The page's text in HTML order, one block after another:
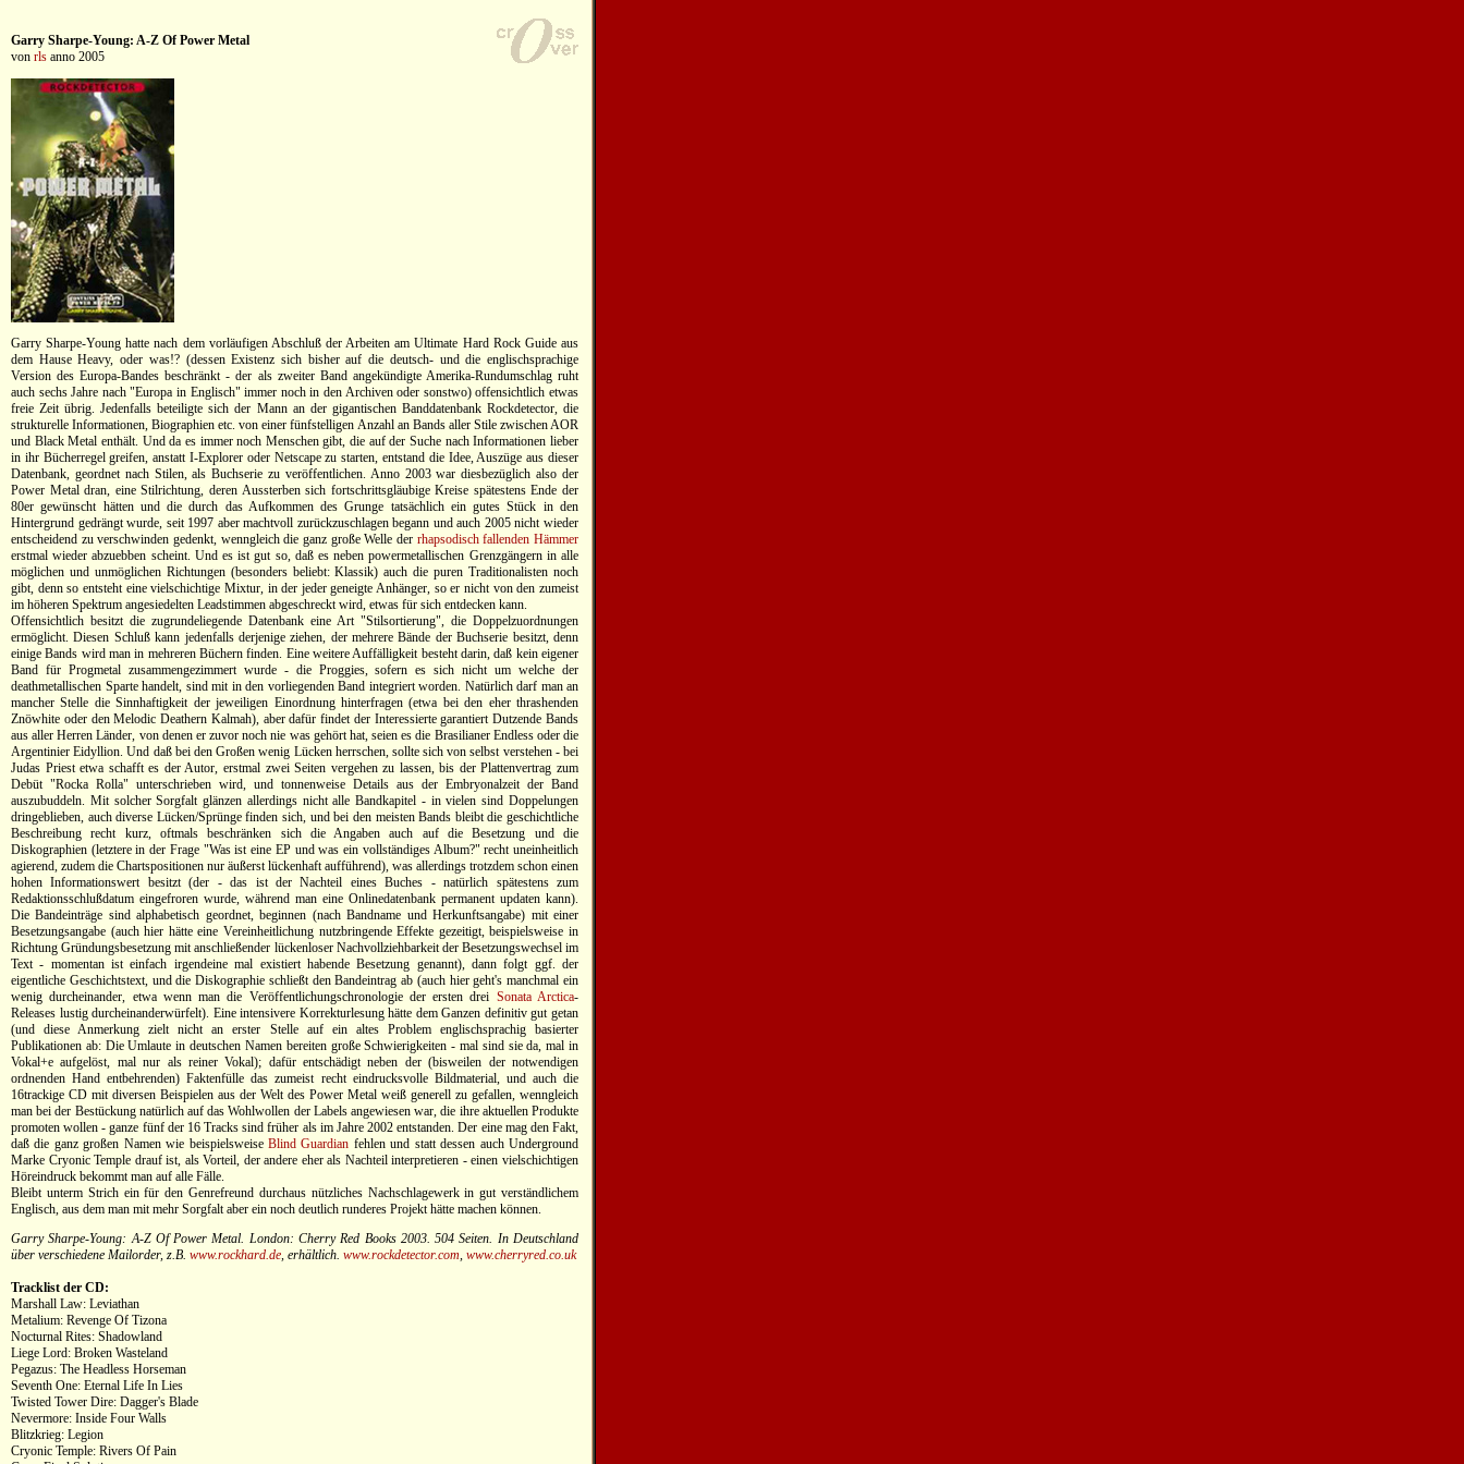
Garry Sharpe-Young: A-Z Of Power Metal
von rls anno 2005
Garry Sharpe-Young hatte nach dem vorläufigen Abschluß der Arbeiten am Ultimate Hard Rock Guide aus
dem Hause Heavy, oder was!? (dessen Existenz sich bisher auf die deutsch- und die englischsprachige
Version des Europa-Bandes beschränkt - der als zweiter Band angekündigte Amerika-Rundumschlag ruht
auch sechs Jahre nach "Europa in Englisch" immer noch in den Archiven oder sonstwo) offensichtlich etwas
freie Zeit übrig. Jedenfalls beteiligte sich der Mann an der gigantischen Banddatenbank Rockdetector, die
strukturelle Informationen, Biographien etc. von einer fünfstelligen Anzahl an Bands aller Stile zwischen AOR
und Black Metal enthält. Und da es immer noch Menschen gibt, die auf der Suche nach Informationen lieber
in ihr Bücherregel greifen, anstatt I-Explorer oder Netscape zu starten, entstand die Idee, Auszüge aus dieser
Datenbank, geordnet nach Stilen, als Buchserie zu veröffentlichen. Anno 2003 war diesbezüglich also der
Power Metal dran, eine Stilrichtung, deren Aussterben sich fortschrittsgläubige Kreise spätestens Ende der
80er gewünscht hätten und die durch das Aufkommen des Grunge tatsächlich ein gutes Stück in den
Hintergrund gedrängt wurde, seit 1997 aber machtvoll zurückzuschlagen begann und auch 2005 nicht wieder
entscheidend zu verschwinden gedenkt, wenngleich die ganz große Welle der rhapsodisch fallenden Hämmer
erstmal wieder abzuebben scheint. Und es ist gut so, daß es neben powermetallischen Grenzgängern in alle
möglichen und unmöglichen Richtungen (besonders beliebt: Klassik) auch die puren Traditionalisten noch
gibt, denn so entsteht eine vielschichtige Mixtur, in der jeder geneigte Anhänger, so er nicht von den zumeist
im höheren Spektrum angesiedelten Leadstimmen abgeschreckt wird, etwas für sich entdecken kann.
Offensichtlich besitzt die zugrundeliegende Datenbank eine Art "Stilsortierung", die Doppelzuordnungen
ermöglicht. Diesen Schluß kann jedenfalls derjenige ziehen, der mehrere Bände der Buchserie besitzt, denn
einige Bands wird man in mehreren Büchern finden. Eine weitere Auffälligkeit besteht darin, daß kein eigener
Band für Progmetal zusammengezimmert wurde - die Proggies, sofern es sich nicht um welche der
deathmetallischen Sparte handelt, sind mit in den vorliegenden Band integriert worden. Natürlich darf man an
mancher Stelle die Sinnhaftigkeit der jeweiligen Einordnung hinterfragen (etwa bei den eher thrashenden
Znöwhite oder den Melodic Deathern Kalmah), aber dafür findet der Interessierte garantiert Dutzende Bands
aus aller Herren Länder, von denen er zuvor noch nie was gehört hat, seien es die Brasilianer Endless oder die
Argentinier Eidyllion. Und daß bei den Großen wenig Lücken herrschen, sollte sich von selbst verstehen - bei
Judas Priest etwa schafft es der Autor, erstmal zwei Seiten vergehen zu lassen, bis der Plattenvertrag zum
Debüt "Rocka Rolla" unterschrieben wird, und tonnenweise Details aus der Embryonalzeit der Band
auszubuddeln. Mit solcher Sorgfalt glänzen allerdings nicht alle Bandkapitel - in vielen sind Doppelungen
dringeblieben, auch diverse Lücken/Sprünge finden sich, und bei den meisten Bands bleibt die geschichtliche
Beschreibung recht kurz, oftmals beschränken sich die Angaben auch auf die Besetzung und die
Diskographien (letztere in der Frage "Was ist eine EP und was ein vollständiges Album?" recht uneinheitlich
agierend, zudem die Chartspositionen nur äußerst lückenhaft aufführend), was allerdings trotzdem schon einen
hohen Informationswert besitzt (der - das ist der Nachteil eines Buches - natürlich spätestens zum
Redaktionsschlußdatum eingefroren wurde, während man eine Onlinedatenbank permanent updaten kann).
Die Bandeinträge sind alphabetisch geordnet, beginnen (nach Bandname und Herkunftsangabe) mit einer
Besetzungsangabe (auch hier hätte eine Vereinheitlichung nutzbringende Effekte gezeitigt, beispielsweise in
Richtung Gründungsbesetzung mit anschließender lückenloser Nachvollziehbarkeit der Besetzungswechsel im
Text - momentan ist einfach irgendeine mal existiert habende Besetzung genannt), dann folgt ggf. der
eigentliche Geschichtstext, und die Diskographie schließt den Bandeintrag ab (auch hier geht's manchmal ein
wenig durcheinander, etwa wenn man die Veröffentlichungschronologie der ersten drei Sonata Arctica-
Releases lustig durcheinanderwürfelt). Eine intensivere Korrekturlesung hätte dem Ganzen definitiv gut getan
(und diese Anmerkung zielt nicht an erster Stelle auf ein altes Problem englischsprachig basierter
Publikationen ab: Die Umlaute in deutschen Namen bereiten große Schwierigkeiten - mal sind sie da, mal in
Vokal+e aufgelöst, mal nur als reiner Vokal); dafür entschädigt neben der (bisweilen der notwendigen
ordnenden Hand entbehrenden) Faktenfülle das zumeist recht eindrucksvolle Bildmaterial, und auch die
16trackige CD mit diversen Beispielen aus der Welt des Power Metal weiß generell zu gefallen, wenngleich
man bei der Bestückung natürlich auf das Wohlwollen der Labels angewiesen war, die ihre aktuellen Produkte
promoten wollen - ganze fünf der 16 Tracks sind früher als im Jahre 2002 entstanden. Der eine mag den Fakt,
daß die ganz großen Namen wie beispielsweise Blind Guardian fehlen und statt dessen auch Underground
Marke Cryonic Temple drauf ist, als Vorteil, der andere eher als Nachteil interpretieren - einen vielschichtigen
Höreindruck bekommt man auf alle Fälle.
Bleibt unterm Strich ein für den Genrefreund durchaus nützliches Nachschlagewerk in gut verständlichem
Englisch, aus dem man mit mehr Sorgfalt aber ein noch deutlich runderes Projekt hätte machen können.
Garry Sharpe-Young: A-Z Of Power Metal. London: Cherry Red Books 2003. 504 Seiten. In Deutschland
über verschiedene Mailorder, z.B. www.rockhard.de, erhältlich. www.rockdetector.com, www.cherryred.co.uk
Tracklist der CD:
Marshall Law: Leviathan
Metalium: Revenge Of Tizona
Nocturnal Rites: Shadowland
Liege Lord: Broken Wasteland
Pegazus: The Headless Horseman
Seventh One: Eternal Life In Lies
Twisted Tower Dire: Dagger's Blade
Nevermore: Inside Four Walls
Blitzkrieg: Legion
Cryonic Temple: Rivers Of Pain